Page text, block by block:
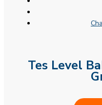
Tes Level